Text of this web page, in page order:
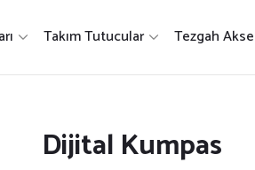
Takım Tutucular Tezgah
Dijital Kumpas